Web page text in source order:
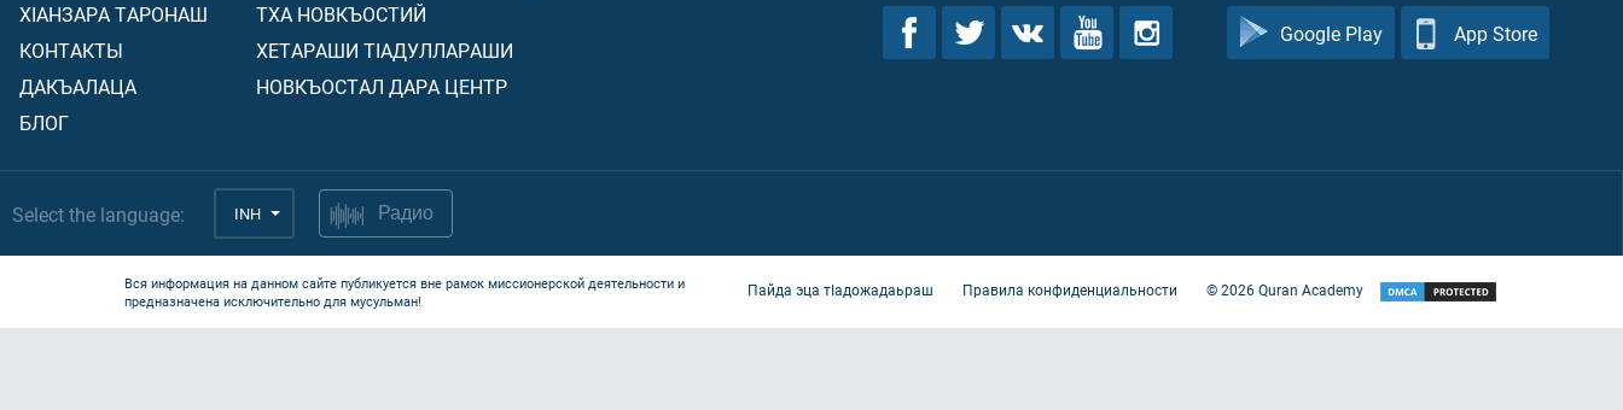
ХIАНЗАРА ТАРОНАШ
КОНТАКТЫ
ДАКЪАЛАЦА
БЛОГ
ТХА НОВКЪОСТИЙ
ХЕТАРАШИ ТIАДУЛЛАРАШИ
НОВКЪОСТАЛ ДАРА ЦЕНТР
Google Play App Store
Select the language: INH Радио
Вся информация на данном сайте публикуется вне рамок миссионерской деятельности и
предназначена исключительно для мусульман!
Пайда эца тIадожадаьраш Правила конфиденциальности ©2026Quran Academy